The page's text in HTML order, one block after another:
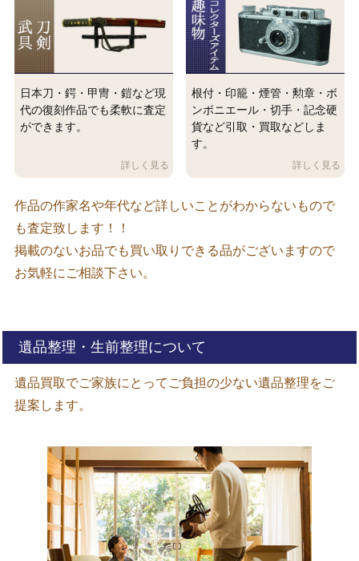
日本刀・鍔・甲冑・鎧など現
代の復刻作品でも柔軟に査定
ができます。
根付・印籠・煙管・勲章・ボ
ンボニエール・切手・記念硬
貨など引取・買取などしま
す。
作品の作家名や年代など詳しいことがわからないもので
も査定致します！！
掲載のないお品でも買い取りできる品がございますので
お気軽にご相談下さい。
遺品整理・生前整理について
遺品買取でご家族にとってご負担の少ない遺品整理をご
提案します。